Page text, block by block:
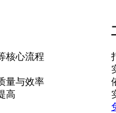
核心流程
量与效率
高